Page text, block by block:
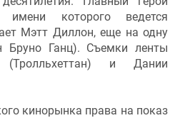
которого ведется
Мэтт Диллон, еще на одну
Бруно Ганц). Съемки ленты
и Дании
кинорынка права на показ